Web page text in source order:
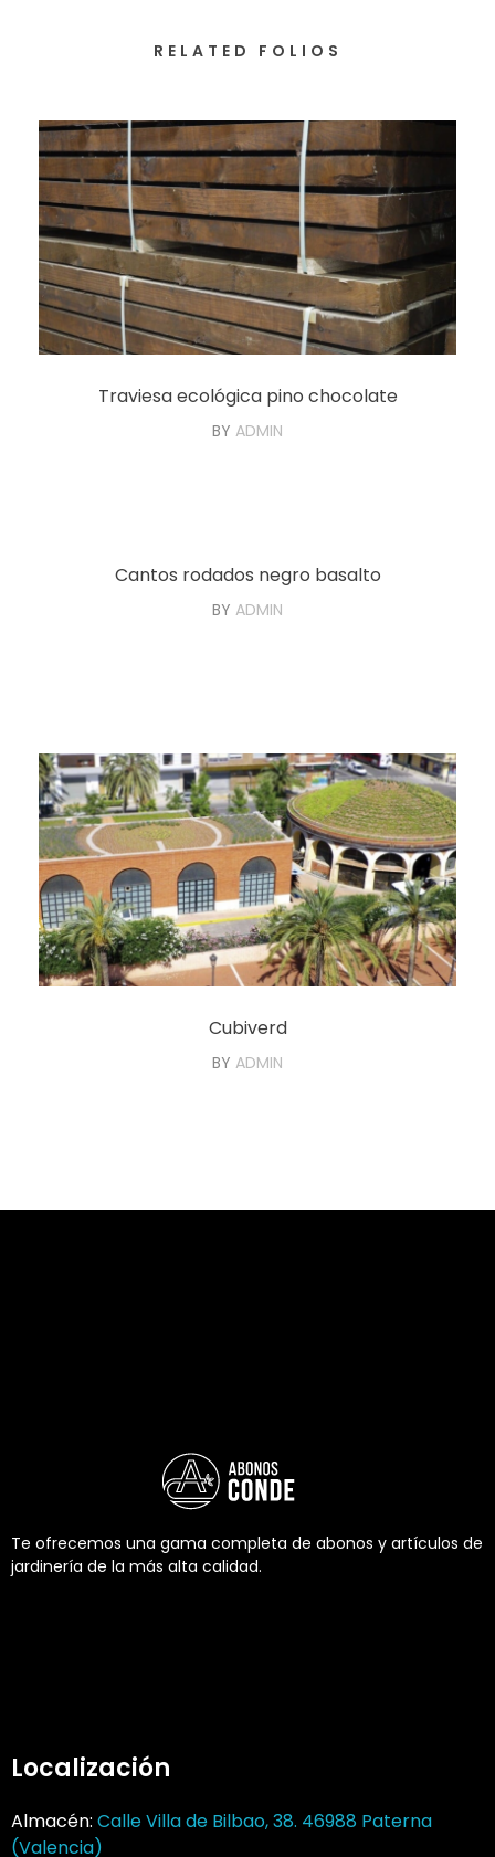
RELATED FOLIOS
Traviesa ecológica pino chocolate
BY ADMIN
Cantos rodados negro basalto
BY ADMIN
Cubiverd
BY ADMIN
Te ofrecemos una gama completa de abonos y artículos de
jardinería de la más alta calidad.
Localización
Almacén: Calle Villa de Bilbao, 38. 46988 Paterna
(Valencia)